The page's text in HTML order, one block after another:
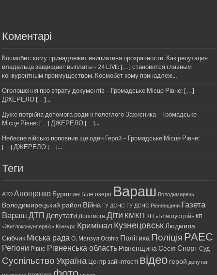
Коментарі
Космобет: кому принадлежит инициатива прозрачности. Как репутация
владельца защищает выплаты - 24 LIVE: […] становится главным
конкурентным преимуществом. Космобет кому принадлеж...
Оголошення про втрату документів – Громадське Місце Рівне: […]
ДЖЕРЕЛО […]...
Дуже потрібна допомога родині полеглого Захисника – Громадське
Місце Рівне: […] ДЖЕРЕЛО […]...
Небесне військо поповнив ще один Герой – Громадське Місце Рівне:
[…] ДЖЕРЕЛО […]...
Теги
АТО Анощенко Бурштин Біле озеро Вараш Володимирець
Володимирецький район Війна ГУ ДСНС ГУ ДСНС Рівненщини Газета
Вараш ДТП Депутати Допомога Діти КМКП КП «Благоустрій» КП
«Житлокомунсервіс» Конкурс Кримінал Кузнецовськ Людмила
Скібчик Міська рада О. Мензул Освіта ПолітикаПоліція РАЕС
Регіони Рівне Рівненська область Рівненщина Сесія Спорт Суд
Суспільство Україна Центр зайнятості відео герой депутат